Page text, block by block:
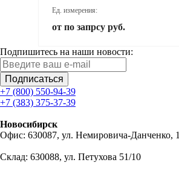
Ед. измерения:
от по запрсу руб.
Подпишитесь на наши новости:
Подписаться
+7 (800) 550-94-39
+7 (383) 375-37-39
Новосибирск
Офис: 630087, ул. Немировича-Данченко,
Склад: 630088, ул. Петухова 51/10